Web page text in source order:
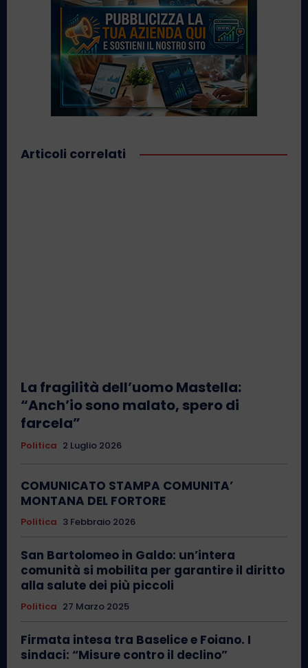
Articoli correlati
La fragilità dell’uomo Mastella:
“Anch’io sono malato, spero di
farcela”
Politica 2 Luglio 2026
COMUNICATO STAMPA COMUNITA’
MONTANA DEL FORTORE
Politica 3 Febbraio 2026
San Bartolomeo in Galdo: un’intera
comunità si mobilita per garantire il diritto
alla salute dei più piccoli
Politica 27 Marzo 2025
Firmata intesa tra Baselice e Foiano. I
sindaci: “Misure contro il declino”